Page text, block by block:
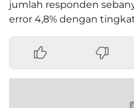
jumlah responden
error 4,8% dengan